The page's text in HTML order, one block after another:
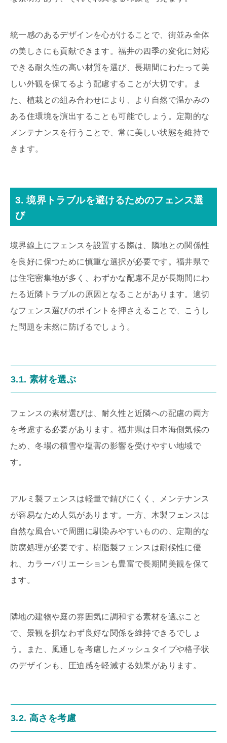
統一感のあるデザインを心がけることで、街並み全体
の美しさにも貢献できます。福井の四季の変化に対応
できる耐久性の高い材質を選び、長期間にわたって美
しい外観を保てるよう配慮することが大切です。ま
た、植栽との組み合わせにより、より自然で温かみの
ある住環境を演出することも可能でしょう。定期的な
メンテナンスを行うことで、常に美しい状態を維持で
きます。
3. 境界トラブルを避けるためのフェンス選
び
境界線上にフェンスを設置する際は、隣地との関係性
を良好に保つために慎重な選択が必要です。福井県で
は住宅密集地が多く、わずかな配慮不足が長期間にわ
たる近隣トラブルの原因となることがあります。適切
なフェンス選びのポイントを押さえることで、こうし
た問題を未然に防げるでしょう。
3.1. 素材を選ぶ
フェンスの素材選びは、耐久性と近隣への配慮の両方
を考慮する必要があります。福井県は日本海側気候の
ため、冬場の積雪や塩害の影響を受けやすい地域で
す。
アルミ製フェンスは軽量で錆びにくく、メンテナンス
が容易なため人気があります。一方、木製フェンスは
自然な風合いで周囲に馴染みやすいものの、定期的な
防腐処理が必要です。樹脂製フェンスは耐候性に優
れ、カラーバリエーションも豊富で長期間美観を保て
ます。
隣地の建物や庭の雰囲気に調和する素材を選ぶこと
で、景観を損なわず良好な関係を維持できるでしょ
う。また、風通しを考慮したメッシュタイプや格子状
のデザインも、圧迫感を軽減する効果があります。
3.2. 高さを考慮